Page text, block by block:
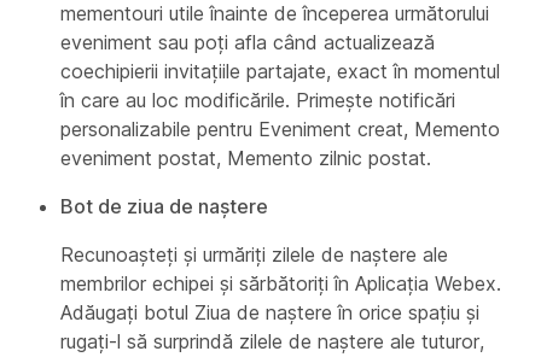
mementouri utile înainte de începerea următorului
eveniment sau poți afla când actualizează
coechipierii invitațiile partajate, exact în momentul
în care au loc modificările. Primește notificări
personalizabile pentru Eveniment creat, Memento
eveniment postat, Memento zilnic postat.
Bot de ziua de naștere
Recunoașteți și urmăriți zilele de naștere ale
membrilor echipei și sărbătoriți în Aplicația Webex.
Adăugați botul Ziua de naștere în orice spațiu și
rugați-l să surprindă zilele de naștere ale tuturor,